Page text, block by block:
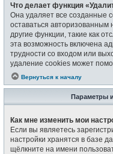
Что делает функция
Она удаляет все созданные
оставаться
другие функции, такие как
эта возможность включена
трудности со входом или
удаление cookies может
Вернуться к началу
Параметры
Как мне изменить мои
Если вы являетесь
настройки хранятся в базе
щёлкните на имени